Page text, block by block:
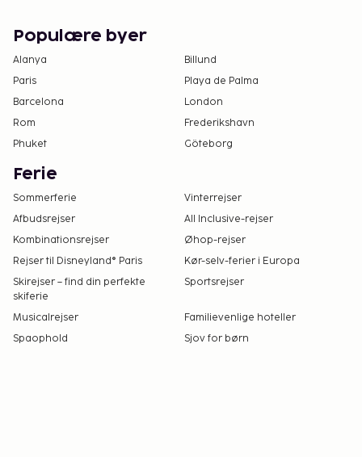
Populære byer
Alanya
Billund
Paris
Playa de Palma
Barcelona
London
Rom
Frederikshavn
Phuket
Göteborg
Ferie
Sommerferie
Vinterrejser
Afbudsrejser
All Inclusive-rejser
Kombinationsrejser
Øhop-rejser
Rejser til Disneyland® Paris
Kør-selv-ferier i Europa
Skirejser – find din perfekte
skiferie
Sportsrejser
Musicalrejser
Familievenlige hoteller
Spaophold
Sjov for børn